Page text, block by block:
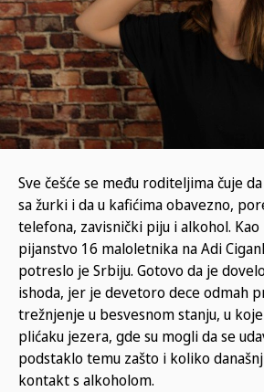
Sve češće se među roditeljima čuje
sa žurki i da u kafićima obavezno,
telefona, zavisnički piju i alkohol.
pijanstvo 16 maloletnika na Adi
potreslo je Srbiju. Gotovo da je
ishoda, jer je devetoro dece odmah
trežnjenje u besvesnom stanju, u
plićaku jezera, gde su mogli da se
podstaklo temu zašto i koliko
kontakt s alkoholom.